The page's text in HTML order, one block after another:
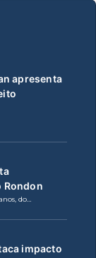
apresenta
Rondon
do…
impacto